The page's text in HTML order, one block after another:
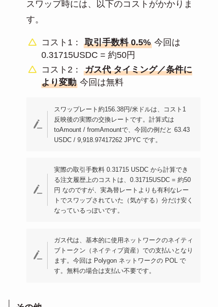
スワップ時には、以下のコストがかかりま
す。
コスト1：取引手数料 0.5% 今回は
0.31715USDC = 約50円
コスト2：ガス代 タイミング／条件に
より変動 今回は無料
スワップレート約156.38円/米ドルは、コスト1
反映後の実際の交換レートです。計算式は
toAmount / fromAmountで、今回の例だと 63.43
USDC / 9,918.97417262 JPYC です。
実際の取引手数料 0.31715 USDC から計算でき
る注文履歴上のコストは、0.31715USDC = 約50
円 なのですが、実為替レートよりも有利なレー
トでスワップされていた（気がする）分だけ安く
なっているっぽいです。
ガス代は、基本的に使用ネットワークのネイティ
ブトークン（ネイティブ資産）での支払いとなり
ます。今回は Polygon ネットワークの POL で
す。無料の場合は支払い不要です。